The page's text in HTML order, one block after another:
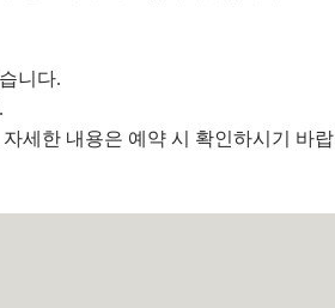
니다.
세한 내용은 예약 시 확인하시기 바